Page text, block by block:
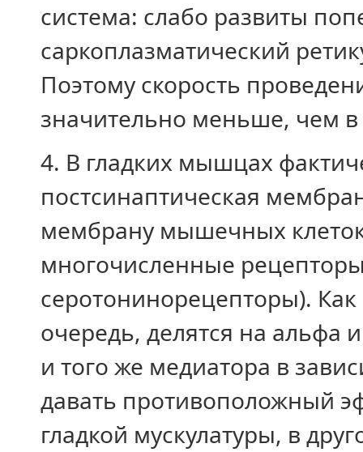
система: слабо развиты
саркоплазматический
Поэтому скорость
значительно меньше, чем
4. В гладких мышцах
постсинаптическая
мембрану мышечных
многочисленные
серотонинорецепторы).
очередь, делятся на альфа
и того же медиатора в
давать противоположный
гладкой мускулатуры, в